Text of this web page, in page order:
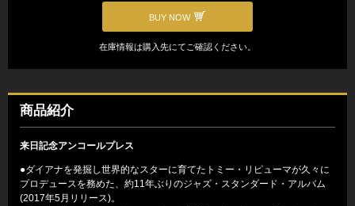
BUY NOW
在庫情報は購入先にてご確認ください。
商品紹介
来日記念アンコールプレス
●ダイアナを発掘し世界的なスターに育てたトミー・リピューマが久々に
プロデュースを務めた、約11年ぶりのジャズ・スタンダード・アルバム
(2017年5月リリース)。